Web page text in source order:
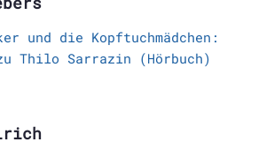
und die Kopftuchmädchen:
Thilo Sarrazin (Hörbuch)